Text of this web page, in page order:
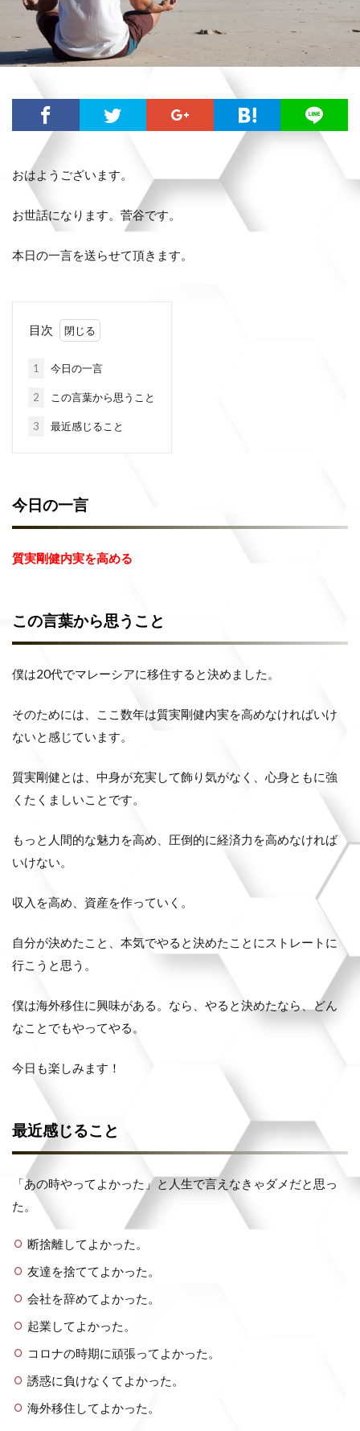
おはようございます。
お世話になります。菅谷です。
本日の一言を送らせて頂きます。
目次
1 今日の一言
2 この言葉から思うこと
3 最近感じること
今日の一言
質実剛健内実を高める
この言葉から思うこと
僕は20代でマレーシアに移住すると決めました。
そのためには、ここ数年は質実剛健内実を高めなければいけ
ないと感じています。
質実剛健とは、中身が充実して飾り気がなく、心身ともに強
くたくましいことです。
もっと人間的な魅力を高め、圧倒的に経済力を高めなければ
いけない。
収入を高め、資産を作っていく。
自分が決めたこと、本気でやると決めたことにストレートに
行こうと思う。
僕は海外移住に興味がある。なら、やると決めたなら、どん
なことでもやってやる。
今日も楽しみます！
最近感じること
「あの時やってよかった」と人生で言えなきゃダメだと思っ
た。
断捨離してよかった。
友達を捨ててよかった。
会社を辞めてよかった。
起業してよかった。
コロナの時期に頑張ってよかった。
誘惑に負けなくてよかった。
海外移住してよかった。